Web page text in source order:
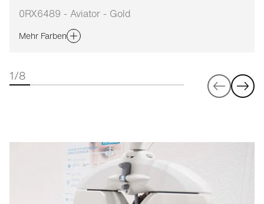
0RX6489 - Aviator - Gold
Mehr Farben
1/8